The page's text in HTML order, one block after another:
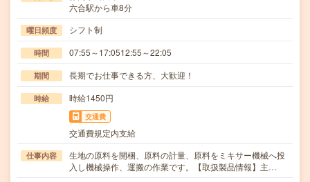
六合駅から車8分
曜日頻度 シフト制
時間 07:55～17:0512:55～22:05
期間 長期でお仕事できる方、大歓迎！
時給 時給1450円
交通費
交通費規定内支給
仕事内容
生地の原料を開梱、原料の計量、原料をミキサー機械へ投
入し機械操作、運搬の作業です。【取扱製品情報】主…